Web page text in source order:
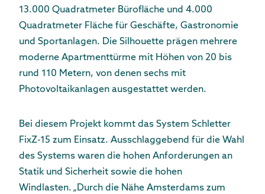
13.000 Quadratmeter Bürofläche und 4.000
Quadratmeter Fläche für Geschäfte, Gastronomie
und Sportanlagen. Die Silhouette prägen mehrere
moderne Apartmenttürme mit Höhen von 20 bis
rund 110 Metern, von denen sechs mit
Photovoltaikanlagen ausgestattet werden.
Bei diesem Projekt kommt das System Schletter
FixZ-15 zum Einsatz. Ausschlaggebend für die Wahl
des Systems waren die hohen Anforderungen an
Statik und Sicherheit sowie die hohen
Windlasten. „Durch die Nähe Amsterdams zum